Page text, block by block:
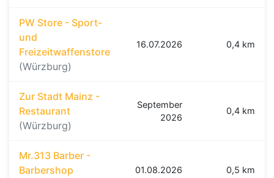
PW Store - Sport-
und
Freizeitwaffenstore
(Würzburg)
16.07.2026 0,4 km
Zur Stadt Mainz -
Restaurant
(Würzburg)
September
2026
0,4 km
Mr.313 Barber -
Barbershop
01.08.2026 0,5 km